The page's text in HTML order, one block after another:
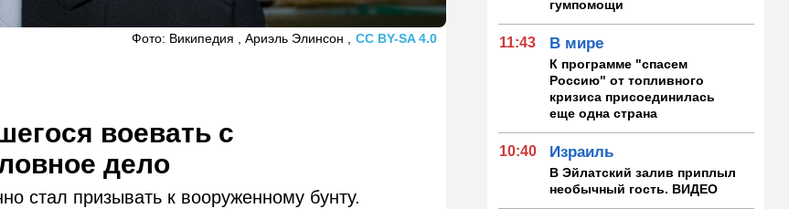
Фото: Википедия , Ариэль Элинсон , CC BY-SA 4.0
воевать с
дело
стал призывать к вооруженному бунту.
гумпомощи
11:43 В мире
К программе "спасем
Россию" от топливного
кризиса присоединилась
еще одна страна
10:40 Израиль
В Эйлатский залив приплыл
необычный гость. ВИДЕО